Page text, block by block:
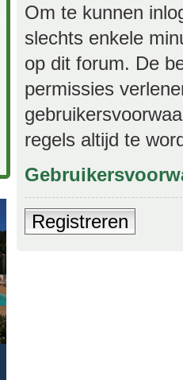
Om te kunnen
slechts enkele
op dit forum. De
permissies
regels altijd te
Registreren